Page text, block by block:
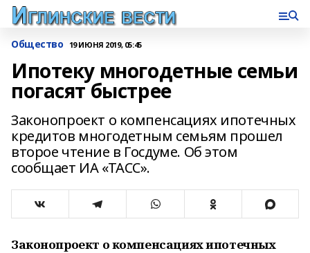
Общество 19 ИЮНЯ 2019, 05:45
Ипотеку многодетные семьи
погасят быстрее
Законопроект о компенсациях ипотечных
кредитов многодетным семьям прошел
второе чтение в Госдуме. Об этом
сообщает ИА «ТАСС».
Законопроект о компенсациях ипотечных